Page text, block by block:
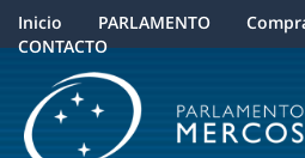
Inicio PARLAMENTO
CONTACTO